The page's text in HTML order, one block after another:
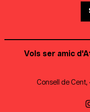
Vols ser amic
Consell de